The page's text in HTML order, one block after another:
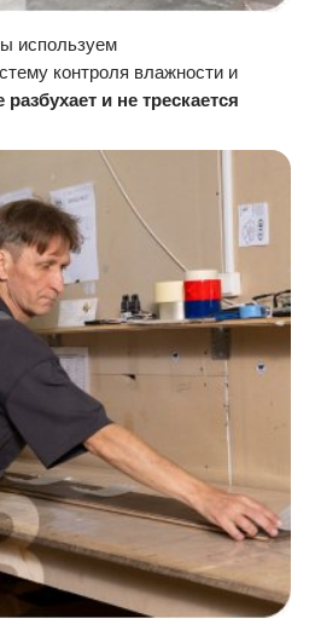
используем
контроля влажности и
разбухает и не трескается